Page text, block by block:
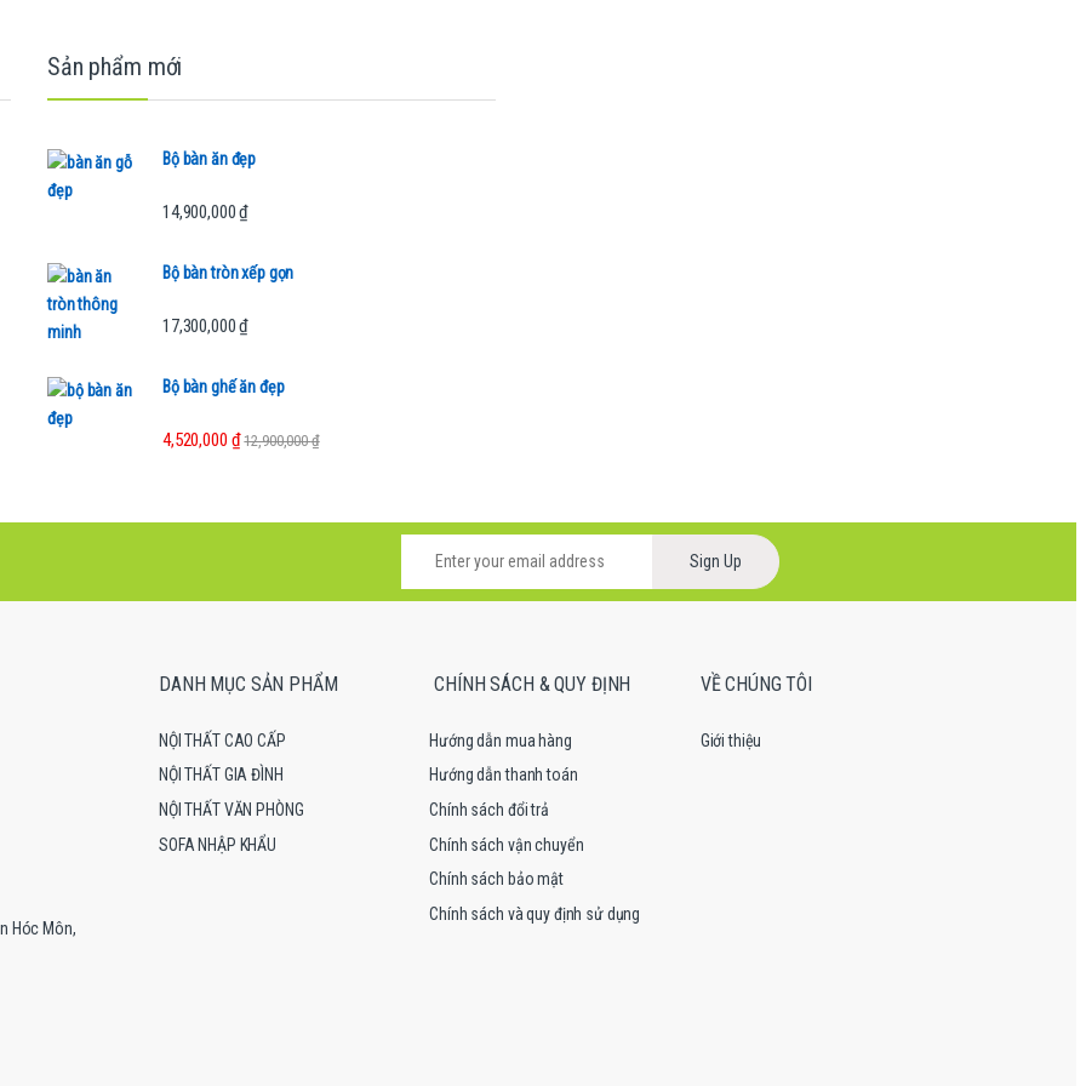
Sản phẩm mới
Bộ bàn ăn đẹp
14,900,000₫
Bộ bàn tròn xếp gọn
17,300,000₫
Bộ bàn ghế ăn đẹp
4,520,000 ₫12,900,000₫
Sign Up
Hóc Môn,
DANH MỤC SẢN PHẨM
NỘI THẤT CAO CẤP
NỘI THẤT GIA ĐÌNH
NỘI THẤT VĂN PHÒNG
SOFA NHẬP KHẨU
CHÍNH SÁCH & QUY ĐỊNH
Hướng dẫn mua hàng
Hướng dẫn thanh toán
Chính sách đổi trả
Chính sách vận chuyển
Chính sách bảo mật
Chính sách và quy định sử dụng
VỀ CHÚNG TÔI
Giới thiệu